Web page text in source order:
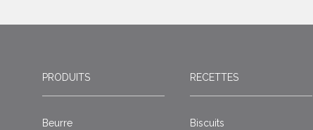
PRODUITS
Beurre
RECETTES
Biscuits